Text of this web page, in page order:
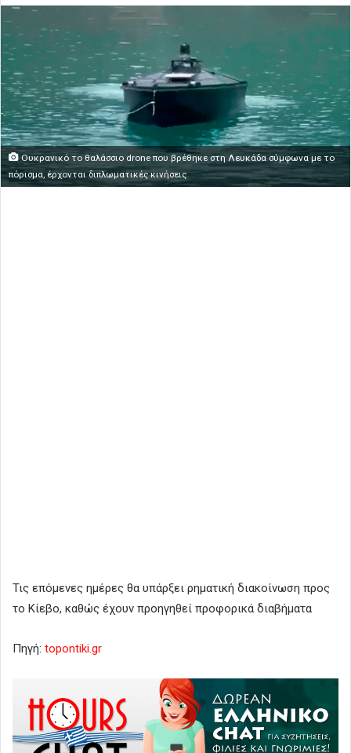
Ουκρανικό το θαλάσσιο drone που βρέθηκε στη Λευκάδα σύμφωνα με το
πόρισμα, έρχονται διπλωματικές κινήσεις
Τις επόμενες ημέρες θα υπάρξει ρηματική διακοίνωση προς
το Κίεβο, καθώς έχουν προηγηθεί προφορικά διαβήματα
Πηγή: topontiki.gr